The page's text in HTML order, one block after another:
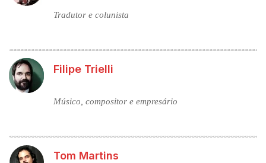
Tradutor e colunista
Filipe Trielli
Músico, compositor e empresário
Tom Martins